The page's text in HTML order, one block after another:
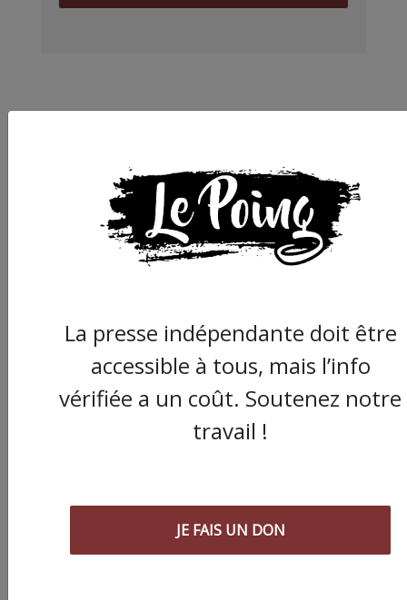
Partager
ARTICLE AGORA SUIVANT :
Malgré la mise en
de la trêve, une
humanitaire critique
La presse indépendante doit être
accessible à tous, mais l’info
vérifiée a un coût. Soutenez notre
travail !
JE FAIS UN DON